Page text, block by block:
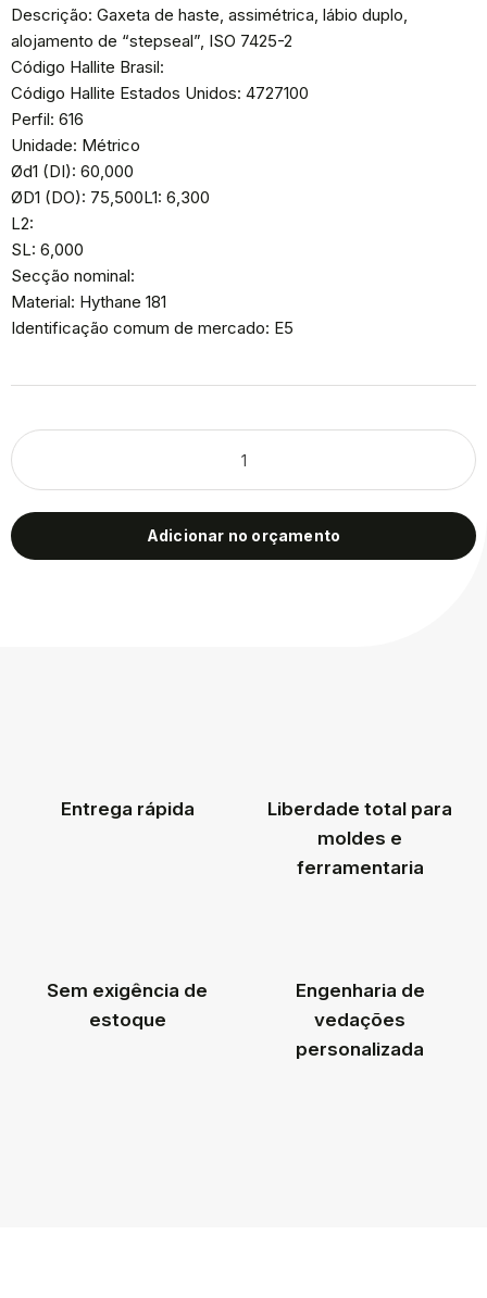
Descrição: Gaxeta de haste, assimétrica, lábio duplo,
alojamento de “stepseal”, ISO 7425-2
Código Hallite Brasil:
Código Hallite Estados Unidos: 4727100
Perfil: 616
Unidade: Métrico
Ød1 (DI): 60,000
ØD1 (DO): 75,500L1: 6,300
L2:
SL: 6,000
Secção nominal:
Material: Hythane 181
Identificação comum de mercado: E5
Adicionar no orçamento
Entrega rápida
Liberdade total para
moldes e
ferramentaria
Sem exigência de
estoque
Engenharia de
vedações
personalizada